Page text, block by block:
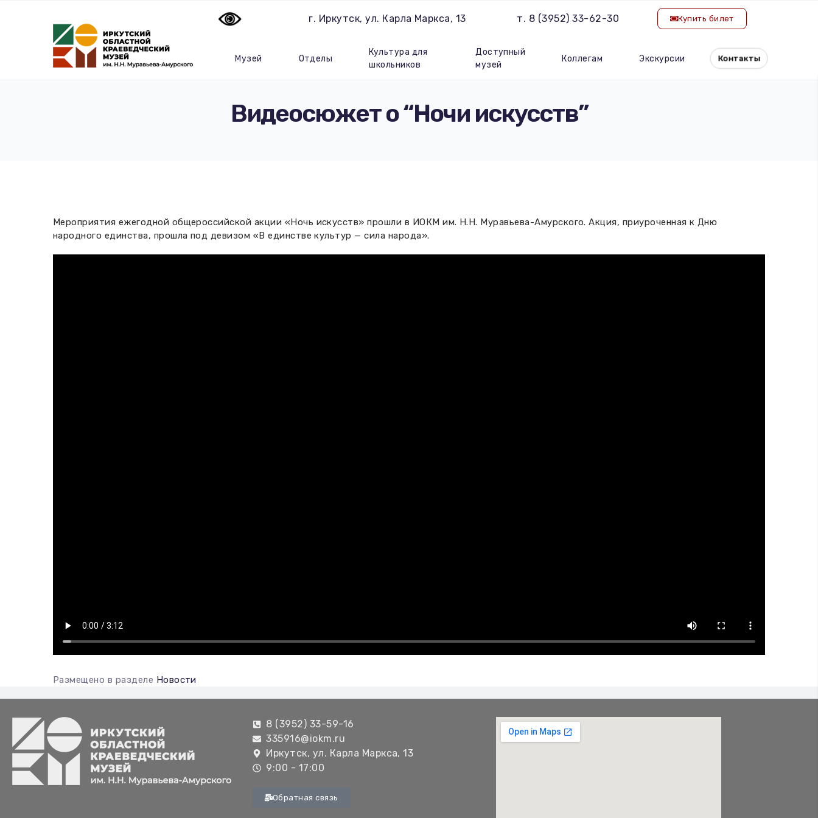
г. Иркутск, ул. Карла Маркса, 13 т. 8 (3952) 33-62-30 Купить билет
Музей Отделы
Культура для
школьников
Доступный
музей
Коллегам Экскурсии Контакты
Видеосюжет о “Ночи искусств”
Мероприятия ежегодной общероссийской акции «Ночь искусств» прошли в ИОКМ им. Н.Н. Муравьева-Амурского. Акция, приуроченная к Дню
народного единства, прошла под девизом «В единстве культур — сила народа».
Размещено в разделе Новости
8 (3952) 33-59-16
335916@iokm.ru
Иркутск, ул. Карла Маркса, 13
9:00 - 17:00
Обратная связь